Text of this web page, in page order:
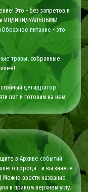
Это - без запретов и
ИНДИВИДУАЛЬНЫМИ
питание - это
травы, собранные
дегидратор
лет и готовим на нем
вАрхиве событий.
города - и вы знаете
Можно ввести название
в правом верхнем углу.